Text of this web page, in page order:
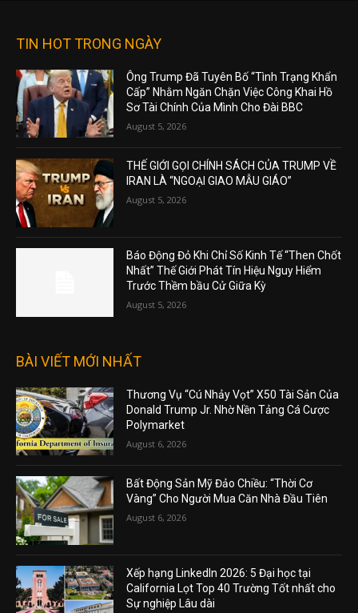
TIN HOT TRONG NGÀY
Ông Trump Đã Tuyên Bố “Tình Trạng Khẩn
Cấp” Nhằm Ngăn Chặn Việc Công Khai Hồ
Sơ Tài Chính Của Mình Cho Đài BBC
August 5, 2026
THẾ GIỚI GỌI CHÍNH SÁCH CỦA TRUMP VỀ
IRAN LÀ “NGOẠI GIAO MẪU GIÁO”
August 5, 2026
Báo Động Đỏ Khi Chỉ Số Kinh Tế “Then Chốt
Nhất” Thế Giới Phát Tín Hiệu Nguy Hiểm
Trước Thềm bầu Cử Giữa Kỳ
August 5, 2026
BÀI VIẾT MỚI NHẤT
Thương Vụ “Cú Nhảy Vọt” X50 Tài Sản Của
Donald Trump Jr. Nhờ Nền Tảng Cá Cược
Polymarket
August 6, 2026
Bất Động Sản Mỹ Đảo Chiều: “Thời Cơ
Vàng” Cho Người Mua Căn Nhà Đầu Tiên
August 6, 2026
Xếp hạng LinkedIn 2026: 5 Đại học tại
California Lọt Top 40 Trường Tốt nhất cho
Sự nghiệp Lâu dài